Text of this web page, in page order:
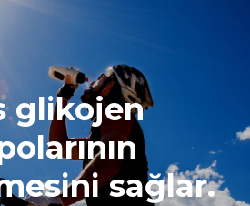
glikojen
sağlar.